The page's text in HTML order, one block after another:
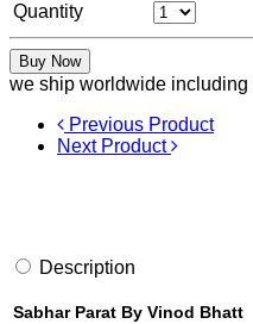
Quantity
Buy Now
we ship worldwide including
Previous Product
Next Product
Description
Sabhar Parat By Vinod Bhatt